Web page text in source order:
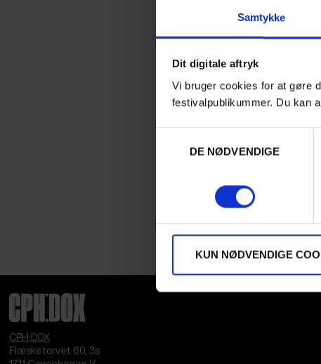
Samtykke
Dit digitale aftryk
Vi bruger cookies for at gøre
festivalpublikummer. Du kan
DE NØDVENDIGE
KUN NØDVENDIGE
CPH:DOX
Flæsketorvet 60, 3s